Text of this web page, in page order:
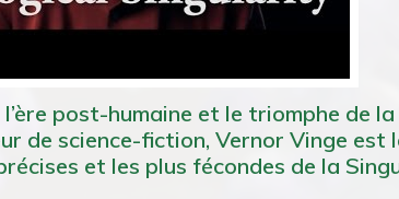
post-humaine et le triomphe de
de science-fiction, Vernor Vinge est
et les plus fécondes de la